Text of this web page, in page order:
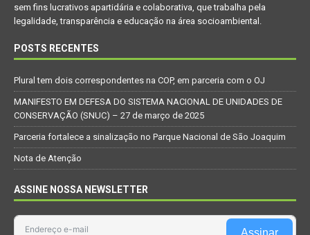
sem fins lucrativos apartidária e colaborativa, que trabalha pela
legalidade, transparência e educação na área socioambiental.
POSTS RECENTES
Plural tem dois correspondentes na COP, em parceria com o OJ
MANIFESTO EM DEFESA DO SISTEMA NACIONAL DE UNIDADES DE
CONSERVAÇÃO (SNUC) – 27 de março de 2025
Parceria fortalece a sinalização no Parque Nacional de São Joaquim
Nota de Atenção
ASSINE NOSSA NEWSLETTER
Assinar